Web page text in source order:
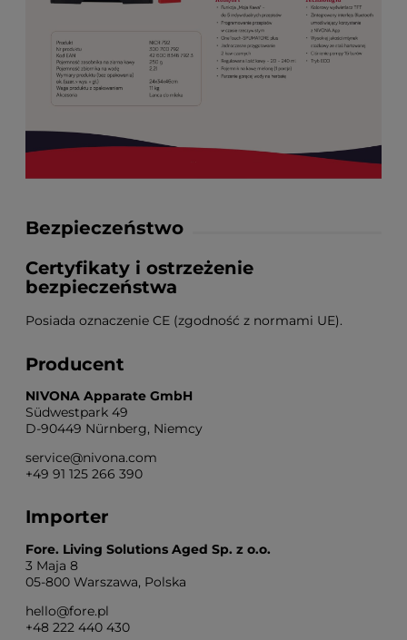
Bezpieczeństwo
Certyfikaty i ostrzeżenie
bezpieczeństwa
Posiada oznaczenie CE (zgodność z normami UE).
Producent
NIVONA Apparate GmbH
Südwestpark 49
D-90449 Nürnberg, Niemcy
service@nivona.com
+49 91 125 266 390
Importer
Fore. Living Solutions Aged Sp. z o.o.
3 Maja 8
05-800 Warszawa, Polska
hello@fore.pl
+48 222 440 430